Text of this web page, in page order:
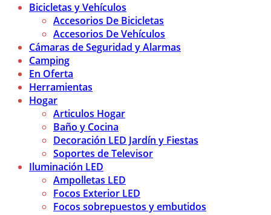
Bicicletas y Vehículos
Accesorios De Bicicletas
Accesorios De Vehículos
Cámaras de Seguridad y Alarmas
Camping
En Oferta
Herramientas
Hogar
Articulos Hogar
Baño y Cocina
Decoración LED Jardín y Fiestas
Soportes de Televisor
Iluminación LED
Ampolletas LED
Focos Exterior LED
Focos sobrepuestos y embutidos